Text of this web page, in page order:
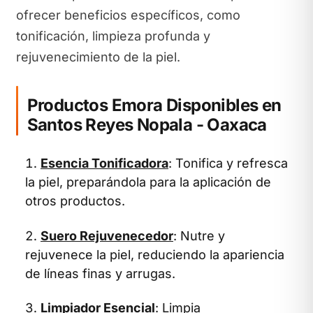
ofrecer beneficios específicos, como
tonificación, limpieza profunda y
rejuvenecimiento de la piel.
Productos Emora Disponibles en
Santos Reyes Nopala - Oaxaca
Esencia Tonificadora: Tonifica y refresca
la piel, preparándola para la aplicación de
otros productos.
Suero Rejuvenecedor: Nutre y
rejuvenece la piel, reduciendo la apariencia
de líneas finas y arrugas.
Limpiador Esencial: Limpia